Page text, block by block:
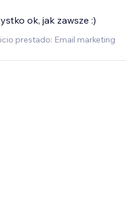
ok, jak zawsze :)
prestado: Email marketing